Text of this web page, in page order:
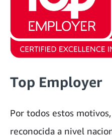
Top Employer
Por todos estos
reconocida a nivel